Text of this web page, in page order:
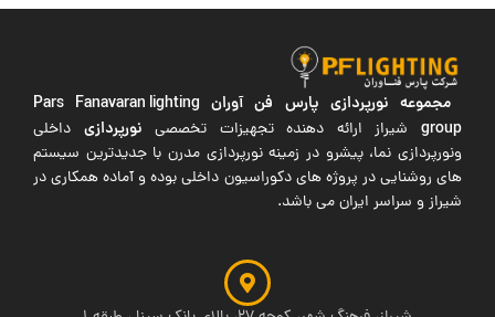
مجموعه نورپردازی پارس فن آوران Pars Fanavaran lighting
groupشیراز ارائه دهنده تجهیزات تخصصی نورپردازی داخلی
ونورپردازی نما، پیشرو در زمینه نورپردازی مدرن با جدیدترین سیستم
های روشنایی در پروژه های دکوراسیون داخلی بوده و آماده همکاری در
شیراز و سراسر ایران می باشد.